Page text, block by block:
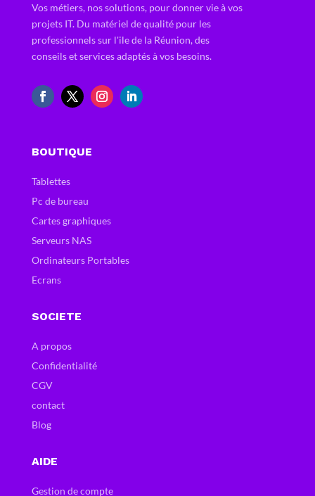
Vos métiers, nos solutions, pour donner vie à vos
projets IT. Du matériel de qualité pour les
professionnels sur l'ile de la Réunion, des
conseils et services adaptés à vos besoins.
BOUTIQUE
Tablettes
Pc de bureau
Cartes graphiques
Serveurs NAS
Ordinateurs Portables
Ecrans
SOCIETE
A propos
Confidentialité
CGV
contact
Blog
AIDE
Gestion de compte